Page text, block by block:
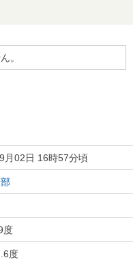
。
月02日 16時57分頃
度
度